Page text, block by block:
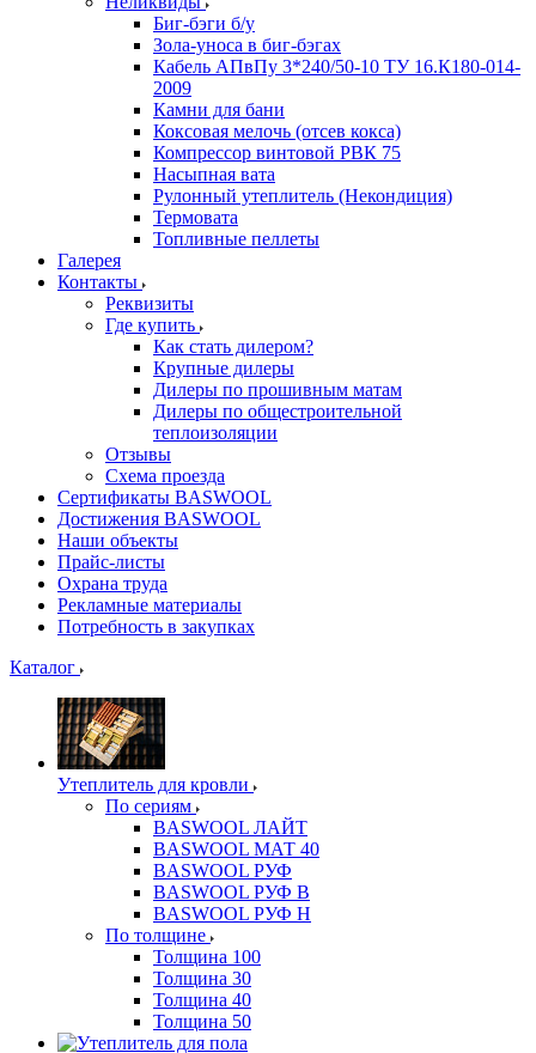
Биг-бэги б/у
Зола-уноса в биг-бэгах
Кабель АПвПу 3*240/50-10 ТУ 16.К180-014-
2009
Камни для бани
Коксовая мелочь (отсев кокса)
Компрессор винтовой РВК 75
Насыпная вата
Рулонный утеплитель (Некондиция)
Термовата
Топливные пеллеты
Галерея
Контакты
Реквизиты
Где купить
Как стать дилером?
Крупные дилеры
Дилеры по прошивным матам
Дилеры по общестроительной
теплоизоляции
Отзывы
Схема проезда
Сертификаты BASWOOL
Достижения BASWOOL
Наши объекты
Прайс-листы
Охрана труда
Рекламные материалы
Потребность в закупках
Каталог
Утеплитель для кровли
По сериям
BASWOOL ЛАЙТ
BASWOOL МАТ 40
BASWOOL РУФ
BASWOOL РУФ В
BASWOOL РУФ Н
По толщине
Толщина 100
Толщина 30
Толщина 40
Толщина 50